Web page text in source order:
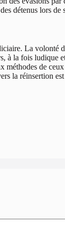
détenus lors de
La volonté
à la fois ludique
de
la réinsertion